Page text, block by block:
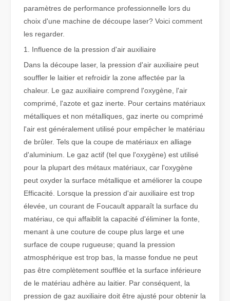
Comment choisir votre partenaire de travail : machine de découpe laser
La découpe laser du métal est une méthode de précision
paramètres de performance professionnelle lors du
choix d'une machine de découpe laser? Voici comment
les regarder.
1. Influence de la pression d'air auxiliaire
Dans la découpe laser, la pression d'air auxiliaire peut
souffler le laitier et refroidir la zone affectée par la
chaleur. Le gaz auxiliaire comprend l'oxygène, l'air
comprimé, l'azote et gaz inerte. Pour certains matériaux
métalliques et non métalliques, gaz inerte ou comprimé
l'air est généralement utilisé pour empêcher le matériau
de brûler. Tels que la coupe de matériaux en alliage
d'aluminium. Le gaz actif (tel que l'oxygène) est utilisé
pour la plupart des métaux matériaux, car l'oxygène
peut oxyder la surface métallique et améliorer la coupe
Efficacité. Lorsque la pression d'air auxiliaire est trop
élevée, un courant de Foucault apparaît la surface du
matériau, ce qui affaiblit la capacité d'éliminer la fonte,
menant à une couture de coupe plus large et une
surface de coupe rugueuse; quand la pression
atmosphérique est trop bas, la masse fondue ne peut
pas être complètement soufflée et la surface inférieure
de le matériau adhère au laitier. Par conséquent, la
pression de gaz auxiliaire doit être ajusté pour obtenir la